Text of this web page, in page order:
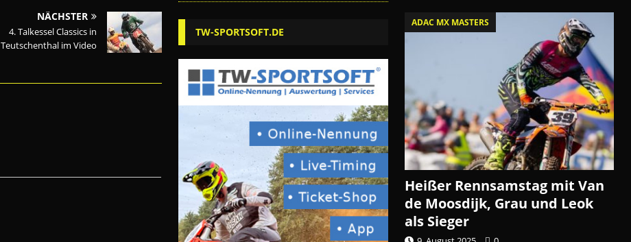
NÄCHSTER
4. Talkessel Classics in
Teutschenthal im Video
TW-SPORTSOFT.DE
ADAC MX MASTERS
Heißer Rennsamstag mit Van
de Moosdijk, Grau und Leok
als Sieger